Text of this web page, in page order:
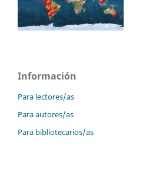
Información
Para lectores/as
Para autores/as
Para bibliotecarios/as